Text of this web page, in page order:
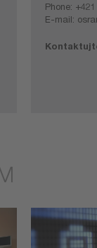
Phone:
E-mail: